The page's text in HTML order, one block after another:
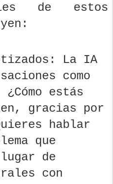
de estos
La IA
como
estás
gracias por
hablar
que
lugar de
con